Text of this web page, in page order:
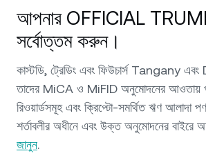
আপনার OFFICIAL
সর্বোত্তম করুন।
কাস্টডি, ট্রেডিং এবং ফিউচার্স Tangany
তাদের MiCA ও MiFID অনুমোদনের আওতায়
রিওয়ার্ডসমূহ এবং ক্রিপ্টো-সমর্থিত ঋণ আলাদা
শর্তাবলীর অধীনে এবং উক্ত অনুমোদনের বাইরে
জানুন.